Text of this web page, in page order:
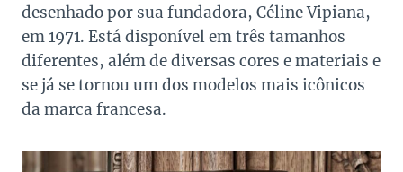
desenhado por sua fundadora, Céline Vipiana,
em 1971. Está disponível em três tamanhos
diferentes, além de diversas cores e materiais e
se já se tornou um dos modelos mais icônicos
da marca francesa.